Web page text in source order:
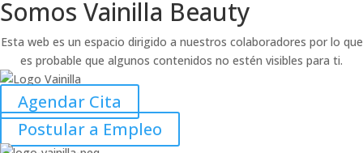
Somos Vainilla Beauty
Esta web es un espacio dirigido a nuestros colaboradores por lo que
es probable que algunos contenidos no estén visibles para ti.
Agendar Cita
Postular a Empleo